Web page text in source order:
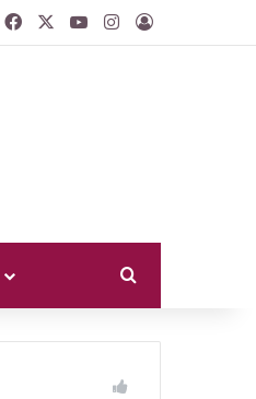
FacebookYouTubeInstagram
Log In